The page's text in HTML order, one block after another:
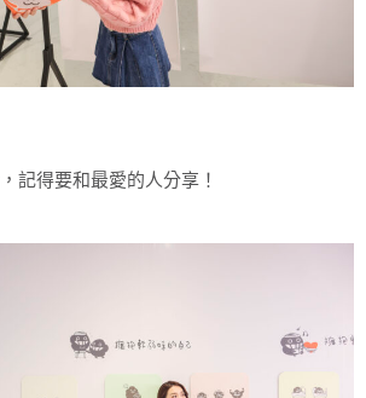
記得要和最愛的人分享！